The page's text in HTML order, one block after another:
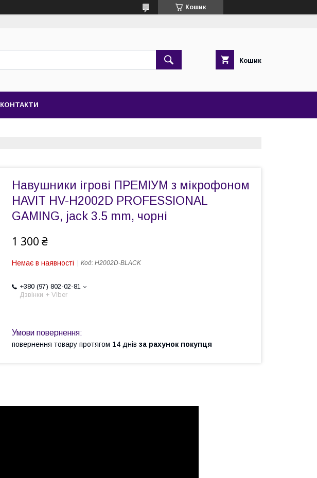
Кошик
Кошик
КОНТАКТИ
Навушники ігрові ПРЕМІУМ з мікрофоном
HAVIT HV-H2002D PROFESSIONAL
GAMING, jack 3.5 mm, чорні
1 300 ₴
Немає в наявності Код: H2002D-BLACK
+380 (97) 802-02-81
Дзвінки + Viber
повернення товару протягом 14 днів за рахунок покупця